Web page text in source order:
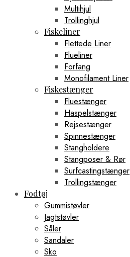
Multihjul
Trollinghjul
Fiskeliner
Flettede Liner
Flueliner
Forfang
Monofilament Liner
Fiskestænger
Fluestænger
Haspelstænger
Rejsestænger
Spinnestænger
Stangholdere
Stangposer & Rør
Surfcastingstænger
Trollingstænger
Fodtøj
Gummistøvler
Jagtstøvler
Såler
Sandaler
Sko